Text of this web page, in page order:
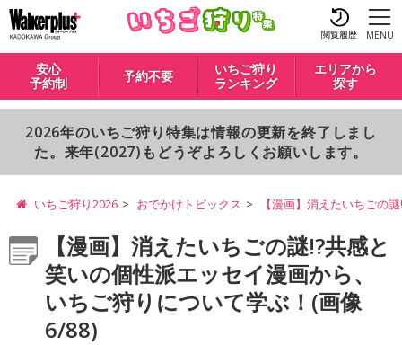
閲覧履歴 MENU
安心
予約制
予約不要
いちご狩り
ランキング
エリアから
探す
2026年のいちご狩り特集は情報の更新を終了しまし
た。来年(2027)もどうぞよろしくお願いします。
いちご狩り2026 おでかけトピックス 【漫画】消えたいちごの
【漫画】消えたいちごの謎!?共感と
笑いの個性派エッセイ漫画から、
いちご狩りについて学ぶ！(画像
6/88)